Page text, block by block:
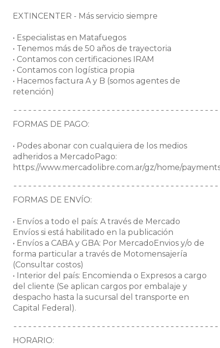
EXTINCENTER - Más servicio siempre
• Especialistas en Matafuegos
• Tenemos más de 50 años de trayectoria
• Contamos con certificaciones IRAM
• Contamos con logística propia
• Hacemos factura A y B (somos agentes de
retención)
FORMAS DE PAGO:
• Podes abonar con cualquiera de los medios
adheridos a MercadoPago:
https://www.mercadolibre.com.ar/gz/home/
FORMAS DE ENVÍO:
• Envíos a todo el país: A través de Mercado
Envíos si está habilitado en la publicación
• Envíos a CABA y GBA: Por MercadoEnvios y/o de
forma particular a través de Motomensajería
(Consultar costos)
• Interior del país: Encomienda o Expresos a cargo
del cliente (Se aplican cargos por embalaje y
despacho hasta la sucursal del transporte en
Capital Federal).
HORARIO: